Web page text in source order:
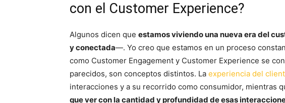
con el Customer Experience?
Algunos dicen que estamos viviendo una nueva era del
y conectada—. Yo creo que estamos en un proceso
como Customer Engagement y Customer Experience se
parecidos, son conceptos distintos. La experiencia del
interacciones y a su recorrido como consumidor, mientras
que ver con la cantidad y profundidad de esas